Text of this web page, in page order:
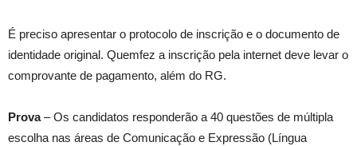
É preciso apresentar o protocolo de inscrição e o documento de
identidade original. Quemfez a inscrição pela internet deve levar o
comprovante de pagamento, além do RG.
Prova– Os candidatos responderão a 40 questões de múltipla
escolha nas áreas de Comunicação e Expressão (Língua